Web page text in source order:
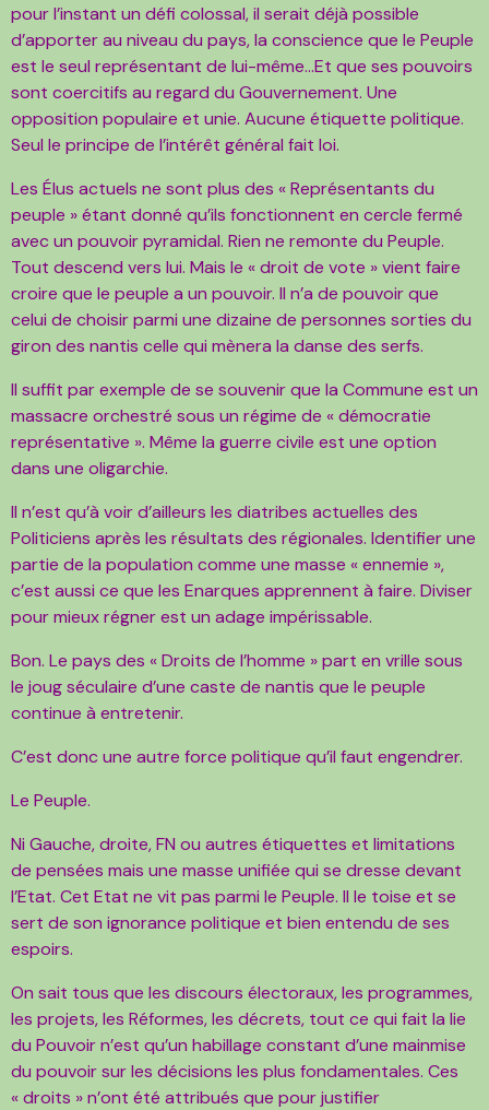
pour l’instant un défi colossal, il serait déjà possible
d’apporter au niveau du pays, la conscience que le Peuple
est le seul représentant de lui-même…Et que ses pouvoirs
sont coercitifs au regard du Gouvernement. Une
opposition populaire et unie. Aucune étiquette politique.
Seul le principe de l’intérêt général fait loi.
Les Élus actuels ne sont plus des « Représentants du
peuple » étant donné qu’ils fonctionnent en cercle fermé
avec un pouvoir pyramidal. Rien ne remonte du Peuple.
Tout descend vers lui. Mais le « droit de vote » vient faire
croire que le peuple a un pouvoir. Il n’a de pouvoir que
celui de choisir parmi une dizaine de personnes sorties du
giron des nantis celle qui mènera la danse des serfs.
Il suffit par exemple de se souvenir que la Commune est un
massacre orchestré sous un régime de « démocratie
représentative ». Même la guerre civile est une option
dans une oligarchie.
Il n’est qu’à voir d’ailleurs les diatribes actuelles des
Politiciens après les résultats des régionales. Identifier une
partie de la population comme une masse « ennemie »,
c’est aussi ce que les Enarques apprennent à faire. Diviser
pour mieux régner est un adage impérissable.
Bon. Le pays des « Droits de l’homme » part en vrille sous
le joug séculaire d’une caste de nantis que le peuple
continue à entretenir.
C’est donc une autre force politique qu’il faut engendrer.
Le Peuple.
Ni Gauche, droite, FN ou autres étiquettes et limitations
de pensées mais une masse unifiée qui se dresse devant
l’Etat. Cet Etat ne vit pas parmi le Peuple. Il le toise et se
sert de son ignorance politique et bien entendu de ses
espoirs.
On sait tous que les discours électoraux, les programmes,
les projets, les Réformes, les décrets, tout ce qui fait la lie
du Pouvoir n’est qu’un habillage constant d’une mainmise
du pouvoir sur les décisions les plus fondamentales. Ces
« droits » n’ont été attribués que pour justifier